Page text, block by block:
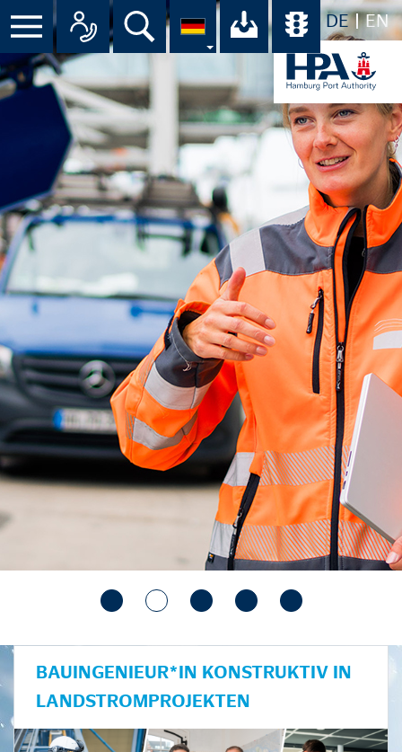
DE EN
Suche Ihr Download-
BAUINGENIEUR*IN KONSTRUKTIV IN
LANDSTROMPROJEKTEN